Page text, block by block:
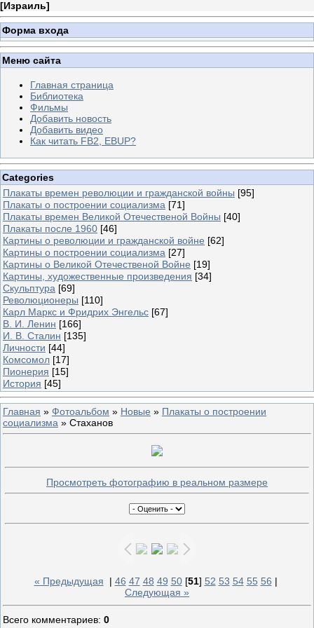
[Израиль]
Форма входа
Меню сайта
Главная страница
Библиотека
Фильмы
Добавить новость
Добавить видео
Как читать FB2, EBUP?
Categories
Плакаты времен революции и гражданской войны [95]
Плакаты о построении социализма [71]
Плакаты времен Великой Отечественой Войны [40]
Плакаты после 1960 [46]
Картины о революции и гражданской войне [62]
Картины о построении социализма [27]
Картины о Великой Отечественой Войне [19]
Картины, художественные произведения [34]
Скульптура [69]
Революционеры [110]
Карл Маркс и Фридрих Энгельс [67]
В. И. Ленин [166]
И. В. Сталин [135]
Личности [44]
Комсомол [17]
Пионерия [15]
История [45]
Главная » Фотоальбом » Новые » Плакаты о построении
социализма » Стаханов
Просмотреть фотографию в реальном размере
« Предыдущая | 46 47 48 49 50[51] 52 53 54 55 56 |
Следующая »
Всего комментариев: 0